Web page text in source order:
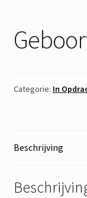
Categorie: In
Beschrijving